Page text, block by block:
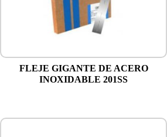
FLEJE GIGANTE DE ACERO
INOXIDABLE 201SS